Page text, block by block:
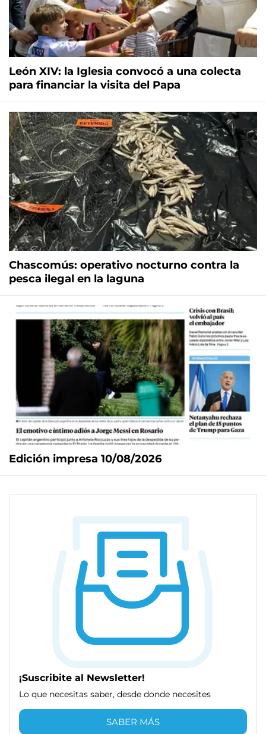
León XIV: la Iglesia convocó a una colecta
para financiar la visita del Papa
Chascomús: operativo nocturno contra la
pesca ilegal en la laguna
Edición impresa 10/08/2026
¡Suscribite al Newsletter!
Lo que necesitas saber, desde donde necesites
SABER MÁS